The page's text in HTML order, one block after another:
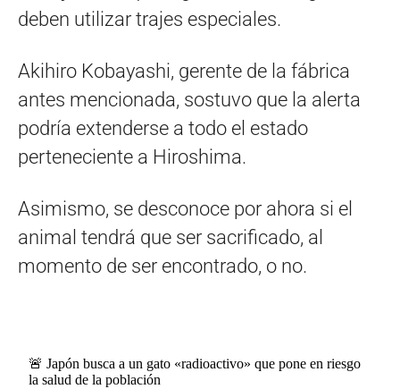
deben utilizar trajes especiales.
Akihiro Kobayashi, gerente de la fábrica
antes mencionada, sostuvo que la alerta
podría extenderse a todo el estado
perteneciente a Hiroshima.
Asimismo, se desconoce por ahora si el
animal tendrá que ser sacrificado, al
momento de ser encontrado, o no.
🚨 Japón busca a un gato «radioactivo» que pone en riesgo
la salud de la población